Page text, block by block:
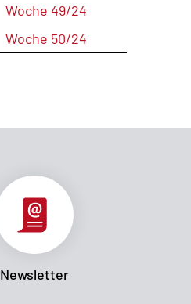
Woche 49/24
Woche 50/24
Newsletter